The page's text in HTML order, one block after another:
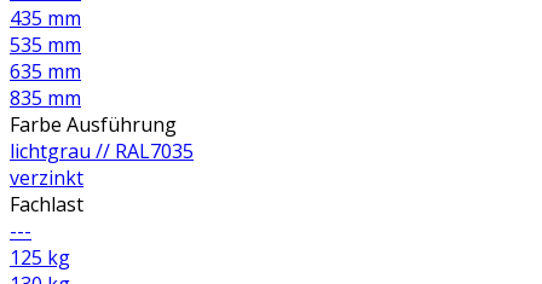
435 mm
535 mm
635 mm
835 mm
Farbe Ausführung
lichtgrau // RAL7035
verzinkt
Fachlast
---
125 kg